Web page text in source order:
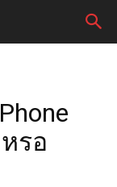
รอ